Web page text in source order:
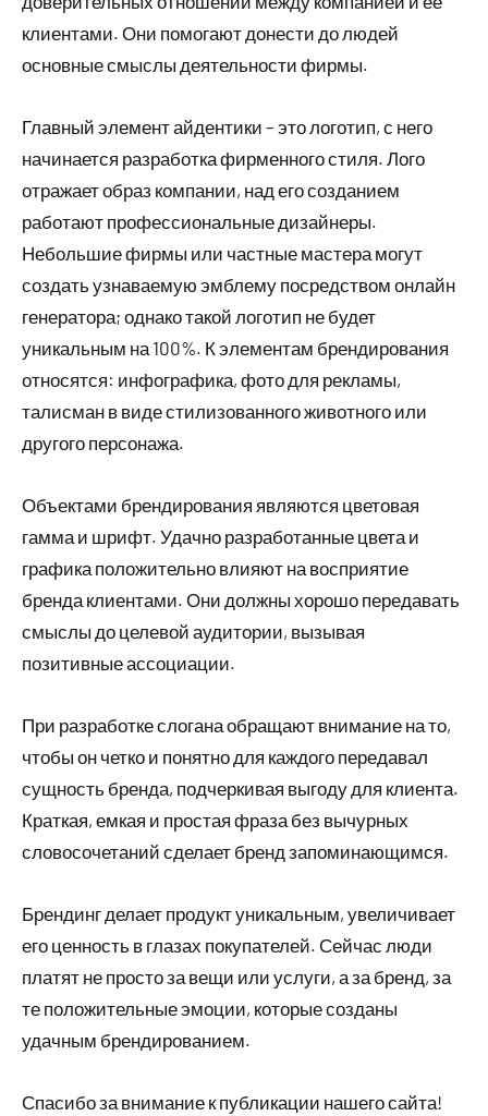
клиентами. Они помогают донести до людей
основные смыслы деятельности фирмы.
Главный элемент айдентики – это логотип, с него
начинается разработка фирменного стиля. Лого
отражает образ компании, над его созданием
работают профессиональные дизайнеры.
Небольшие фирмы или частные мастера могут
создать узнаваемую эмблему посредством онлайн
генератора; однако такой логотип не будет
уникальным на 100%. К элементам брендирования
относятся: инфографика, фото для рекламы,
талисман в виде стилизованного животного или
другого персонажа.
Объектами брендирования являются цветовая
гамма и шрифт. Удачно разработанные цвета и
графика положительно влияют на восприятие
бренда клиентами. Они должны хорошо передавать
смыслы до целевой аудитории, вызывая
позитивные ассоциации.
При разработке слогана обращают внимание на то,
чтобы он четко и понятно для каждого передавал
сущность бренда, подчеркивая выгоду для клиента.
Краткая, емкая и простая фраза без вычурных
словосочетаний сделает бренд запоминающимся.
Брендинг делает продукт уникальным, увеличивает
его ценность в глазах покупателей. Сейчас люди
платят не просто за вещи или услуги, а за бренд, за
те положительные эмоции, которые созданы
удачным брендированием.
Спасибо за внимание к публикации нашего сайта!